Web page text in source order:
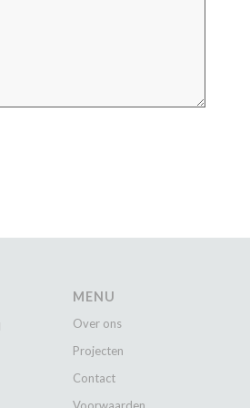
MENU
Over ons
Projecten
Contact